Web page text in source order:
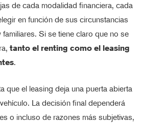
de cada modalidad financiera, cada
en función de sus circunstancias
Si se tiene claro que no se
tanto el renting como el leasing
.
que el leasing deja una puerta abierta
La decisión final dependerá
o incluso de razones más subjetivas,